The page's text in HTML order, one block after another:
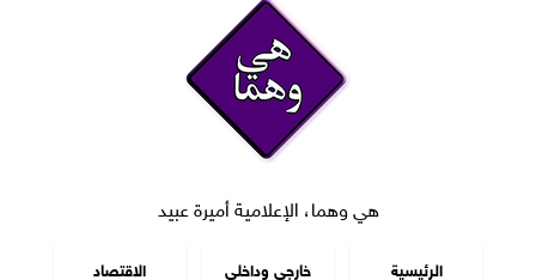
هي وهما، الإعلامية أميرة عبيد
الرئيسية خارجي وداخلي
الاقتصاد